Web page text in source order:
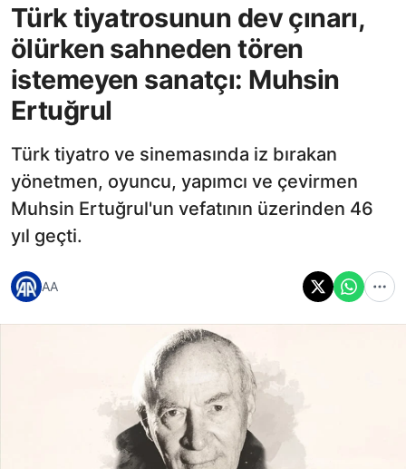
Türk tiyatrosunun dev çınarı,
ölürken sahneden tören
istemeyen sanatçı: Muhsin
Ertuğrul
Türk tiyatro ve sinemasında iz bırakan
yönetmen, oyuncu, yapımcı ve çevirmen
Muhsin Ertuğrul'un vefatının üzerinden 46
yıl geçti.
AA